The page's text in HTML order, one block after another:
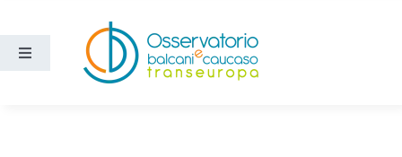
contenuto
Toggle